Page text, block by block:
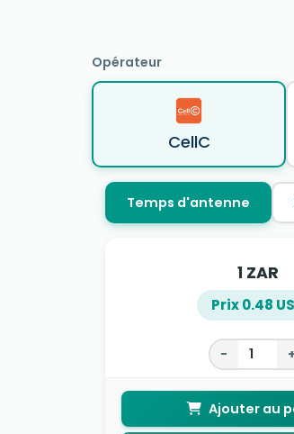
Opérateur
CellC
Temps d'antenne
1 ZAR
Prix 0.48
− +
Ajouter au